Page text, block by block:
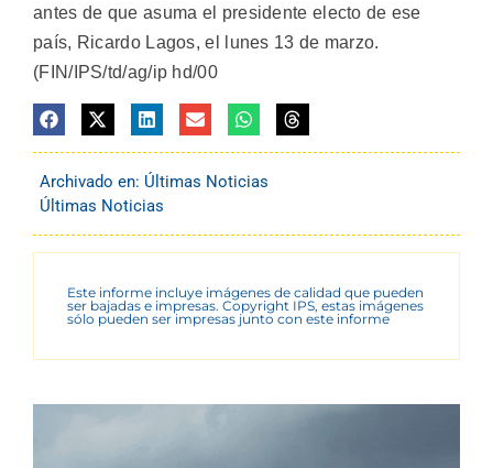
antes de que asuma el presidente electo de ese
país, Ricardo Lagos, el lunes 13 de marzo.
(FIN/IPS/td/ag/ip hd/00
Archivado en: Últimas Noticias
Últimas Noticias
Este informe incluye imágenes de calidad que pueden
ser bajadas e impresas. Copyright IPS, estas imágenes
sólo pueden ser impresas junto con este informe